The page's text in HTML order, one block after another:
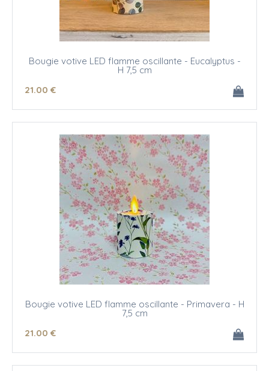
Bougie votive LED flamme oscillante - Eucalyptus -
H 7,5 cm
21.00 €
Bougie votive LED flamme oscillante - Primavera - H
7,5 cm
21.00 €